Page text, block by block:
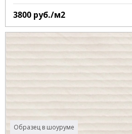
3800 руб./м2
Образец в шоуруме